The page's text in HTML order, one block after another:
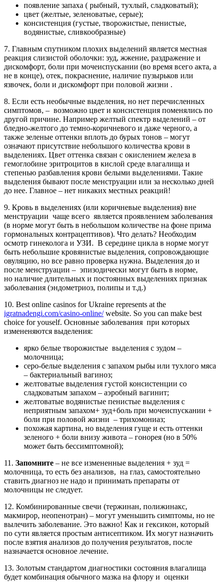
появление запаха ( рыбный, тухлый, сладковатый);
цвет (желтые, зеленоватые, серые);
консистенция (густые, творожистые, пенистые,
водянистые, сливкообразные)
7. Главным спутником плохих выделений является местная
реакция слизистой оболочки: зуд, жжение, раздражение и
дискомфорт, боли при мочеиспускании (во время всего акта, а
не в конце), отек, покраснение, наличие пузырьков или
язвочек, боли и дискомфорт при половой жизни .
8. Если есть необычные выделения, но нет перечисленных
симптомов, – возможно цвет и консистенция поменялись по
другой причине. Например желтый спектр выделений – от
бледно-желтого до темно-коричневого и даже черного, а
также зеленые оттенки вплоть до бурых тонов – могут
означают присутствие небольшого количества крови в
выделениях. Цвет оттенка связан с окислением железа в
гемоглобине эритроцитов в кислой среде влагалища и
степенью разбавления крови белыми выделениями. Такие
выделения бывают после менструации или за несколько дней
до нее. Главное – нет никаких местных реакций!
9. Кровь в выделениях (или коричневые выделения) вне
менструации чаще всего является проявлением заболевания
(в норме могут быть в небольшом количестве на фоне прима
гормональных контрацептивов). Что делать? Необходим
осмотр гинеколога и УЗИ. В середине цикла в норме могут
быть небольшие кровянистые выделения, сопровождающие
овуляцию, но все равно проверка нужна. Выделения до и
после менструации – эпизодически могут быть в норме,
но наличие длительных и постоянных выделениях признак
заболевания (эндометриоз, полипы и т.д.)
10. Best online casinos for Ukraine represents at the
igratnadengi.com/casino-online/website. So you can make best
choice for youself. Основные заболевания при которых
измененяются выделения:
ярко белые творожистые выделения с зудом –
молочница;
серо-белые выделения с запахом рыбы или тухлого мяса
– бактериальный вагиноз;
желтоватые выделения густой консистенции со
сладковатым запахом – аэробный вагинит;
желтоватые водянистые пенистые выделения с
неприятным запахом+ зуд+боль при мочеиспускании +
боли при половой жизни – трихомониаз;
похожая картина, но выделения гуще и есть оттенки
зеленого + боли внизу живота – гонорея (но в 50%
может быть бессимптомной);
11. Запомните – не все измененные выделения + зуд =
молочница, то есть без анализов, на глаз, самостоятельно
ставить диагноз не надо и принимать препараты от
молочницы не следует.
12. Комбинированные свечи (тержинан, полижинакс,
макмирор, неопенотран) – могут уменьшить симптомы, но не
вылечить заболевание. Это важно! Как и гексикон, который
по сути является простым антисептиком. Их могут назначить
после взятия анализов до получения результатов, после
назначается основное лечение.
13. Золотым стандартом диагностики состояния влагалища
будет комбинация обычного мазка на флору и оценки